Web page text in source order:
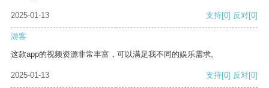
2025-01-13 支持[0] 反对[0]
游客
这款app的视频资源非常丰富，可以满足我不同的娱乐需求。
2025-01-13 支持[0] 反对[0]